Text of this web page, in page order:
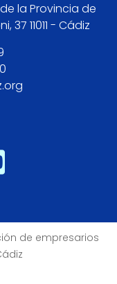
la Provincia de
11011 - Cádiz
de empresarios